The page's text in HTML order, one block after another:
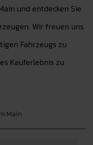
und entdecken Sie
Wir freuen uns
Fahrzeugs zu
Kauferlebnis zu
Main